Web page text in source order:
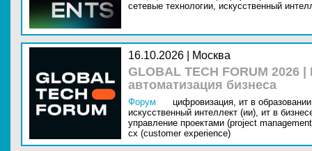
сетевые технологии, искусственный
16.10.2026 | Москва
GLOBAL TECH FORUM
автоматизация бизнеса
Форум цифровизация, ит в
искусственный интеллект (ии), ит в
управление проектами (project
cx (customer experience)